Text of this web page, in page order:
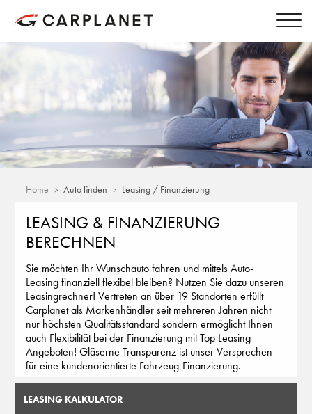
Home Auto finden Leasing / Finanzierung
LEASING & FINANZIERUNG
BERECHNEN
Sie möchten Ihr Wunschauto fahren und mittels Auto-
Leasing finanziell flexibel bleiben? Nutzen Sie dazu unseren
Leasingrechner! Vertreten an über 19 Standorten erfüllt
Carplanet als Markenhändler seit mehreren Jahren nicht
nur höchsten Qualitätsstandard sondern ermöglicht Ihnen
auch Flexibilität bei der Finanzierung mit Top Leasing
Angeboten! Gläserne Transparenz ist unser Versprechen
für eine kundenorientierte Fahrzeug-Finanzierung.
LEASING KALKULATOR